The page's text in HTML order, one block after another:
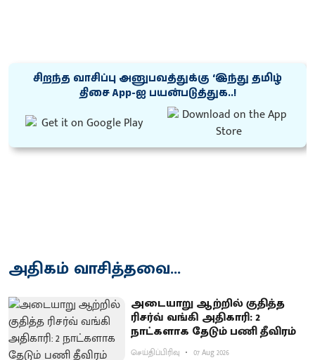
சிறந்த வாசிப்பு அனுபவத்துக்கு ‘இந்து தமிழ்
திசை App-ஐ பயன்படுத்துக..!
அதிகம் வாசித்தவை...
அடையாறு ஆற்றில் குதித்த
ரிசர்வ் வங்கி அதிகாரி: 2
நாட்களாக தேடும் பணி தீவிரம்
செய்திப்பிரிவு 07 Aug 2026